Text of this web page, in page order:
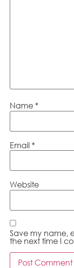
Name *
Email *
Website
Save my name,
the next time I